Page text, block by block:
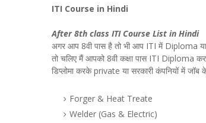
ITI Course in Hindi
After 8th class ITI Course List in Hindi
अगर आप 8वी पास है तो भी आप ITI में Diploma
तो चलिए मैं आपको 8वी कक्षा पास ITI Diploma
डिप्लोमा करके private या सरकारी कंपनियों में जॉब
Forger & Heat Treate
Welder (Gas & Electric)